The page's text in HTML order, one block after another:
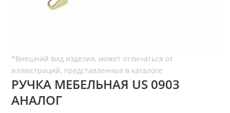
РУЧКА МЕБЕЛЬНАЯ US 0903
АНАЛОГ